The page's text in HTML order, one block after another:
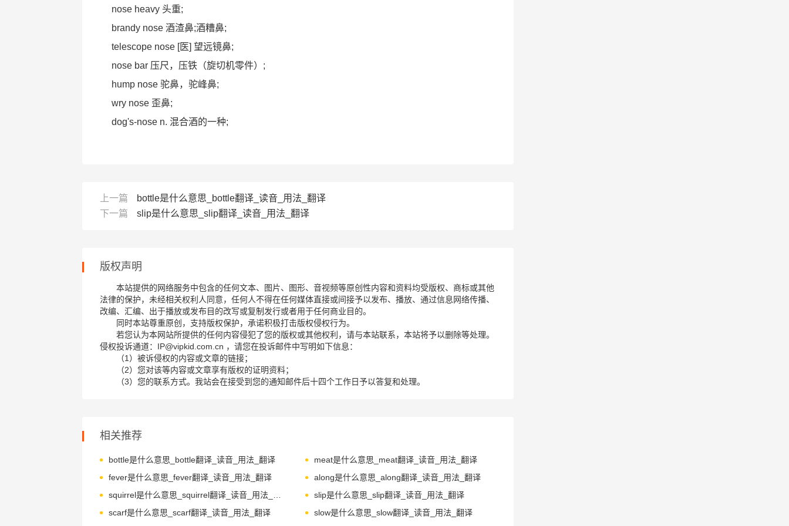
nose heavy 头重;
brandy nose 酒渣鼻;酒糟鼻;
telescope nose [医] 望远镜鼻;
nose bar 压尺，压铁（旋切机零件）;
hump nose 驼鼻，驼峰鼻;
wry nose 歪鼻;
dog's-nose n. 混合酒的一种;
上一篇
bottle是什么意思_bottle翻译_读音_用法_翻译
下一篇
slip是什么意思_slip翻译_读音_用法_翻译
版权声明
本站提供的网络服务中包含的任何文本、图片、图形、音视频等原创性内容和资料均受版权、商标或其他
法律的保护，未经相关权利人同意，任何人不得在任何媒体直接或间接予以发布、播放、通过信息网络传播、
改编、汇编、出于播放或发布目的改写或复制发行或者用于任何商业目的。
同时本站尊重原创，支持版权保护，承诺积极打击版权侵权行为。
若您认为本网站所提供的任何内容侵犯了您的版权或其他权利，请与本站联系，本站将予以删除等处理。
侵权投诉通道：IP@vipkid.com.cn ，请您在投诉邮件中写明如下信息：
（1）被诉侵权的内容或文章的链接；
（2）您对该等内容或文章享有版权的证明资料；
（3）您的联系方式。我站会在接受到您的通知邮件后十四个工作日予以答复和处理。
相关推荐
bottle是什么意思_bottle翻译_读音_用法_翻译
meat是什么意思_meat翻译_读音_用法_翻译
fever是什么意思_fever翻译_读音_用法_翻译
along是什么意思_along翻译_读音_用法_翻译
slip是什么意思_slip翻译_读音_用法_翻译
scarf是什么意思_scarf翻译_读音_用法_翻译
slow是什么意思_slow翻译_读音_用法_翻译